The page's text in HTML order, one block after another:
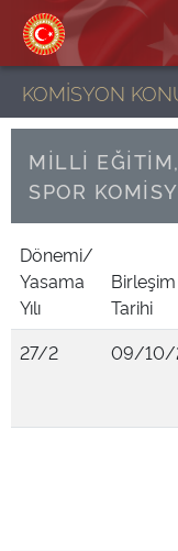
KOMİSYON
MİLLİ
SPOR
Dönemi/
Yasama
Yılı
Birleşim
Tarihi
27/2
09/10/